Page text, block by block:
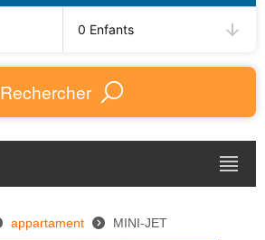
0 Enfants
Rechercher
appartament MINI-JET